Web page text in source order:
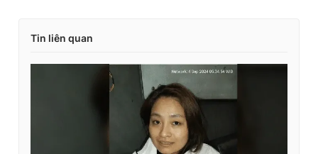
Tin liên quan